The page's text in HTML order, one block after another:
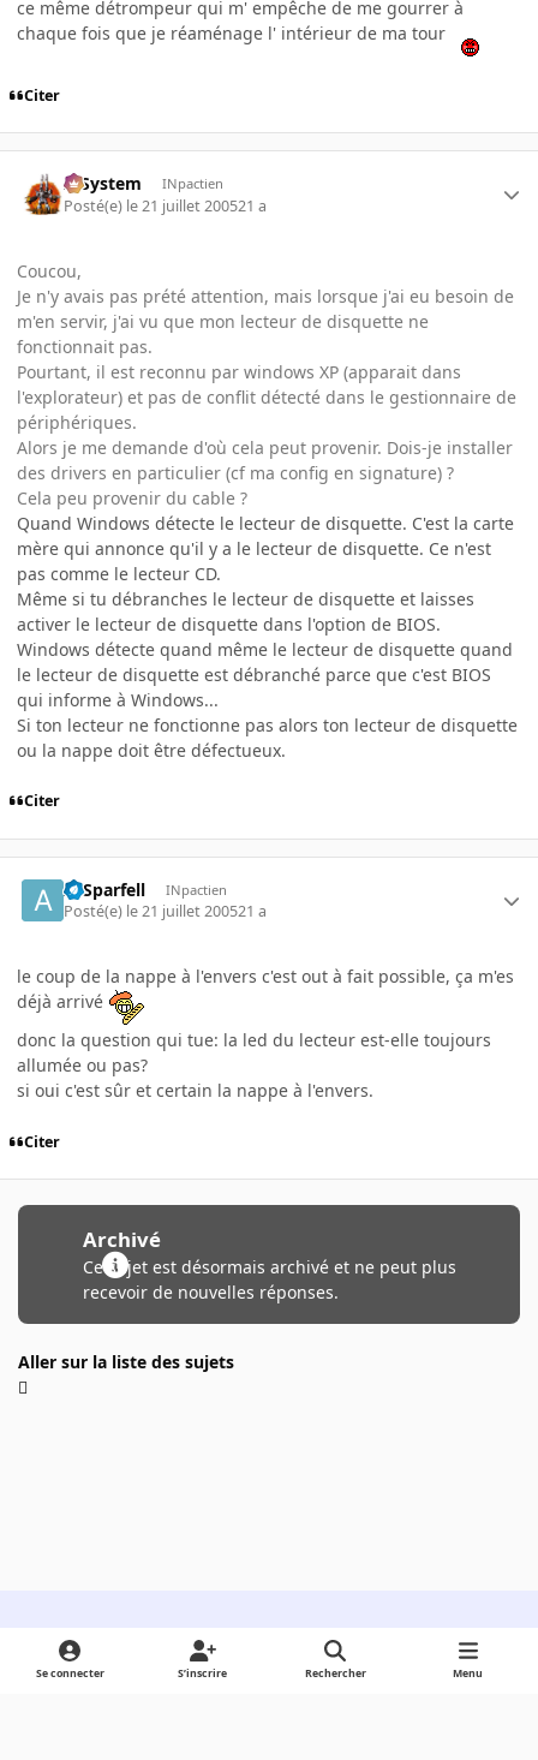
ce même détrompeur qui m' empêche de me gourrer à
chaque fois que je réaménage l' intérieur de ma tour
Citer
X-System INpactien
Posté(e) le 21 juillet 200521 a
Coucou,
Je n'y avais pas prété attention, mais lorsque j'ai eu besoin de
m'en servir, j'ai vu que mon lecteur de disquette ne
fonctionnait pas.
Pourtant, il est reconnu par windows XP (apparait dans
l'explorateur) et pas de conflit détecté dans le gestionnaire de
périphériques.
Alors je me demande d'où cela peut provenir. Dois-je installer
des drivers en particulier (cf ma config en signature) ?
Cela peu provenir du cable ?
Quand Windows détecte le lecteur de disquette. C'est la carte
mère qui annonce qu'il y a le lecteur de disquette. Ce n'est
pas comme le lecteur CD.
Même si tu débranches le lecteur de disquette et laisses
activer le lecteur de disquette dans l'option de BIOS.
Windows détecte quand même le lecteur de disquette quand
le lecteur de disquette est débranché parce que c'est BIOS
qui informe à Windows...
Si ton lecteur ne fonctionne pas alors ton lecteur de disquette
ou la nappe doit être défectueux.
Citer
ArSparfell INpactien
Posté(e) le 21 juillet 200521 a
le coup de la nappe à l'envers c'est out à fait possible, ça m'es
déjà arrivé
donc la question qui tue: la led du lecteur est-elle toujours
allumée ou pas?
si oui c'est sûr et certain la nappe à l'envers.
Citer
Archivé
Ce sujet est désormais archivé et ne peut plus
recevoir de nouvelles réponses.
Aller sur la liste des sujets
Light ModeDark ModeSystem Preference
Se connecter S’inscrire Rechercher Menu